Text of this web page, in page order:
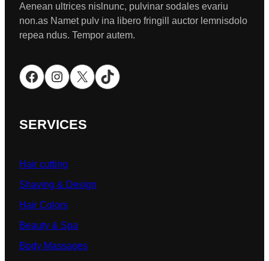
Aenean ultrices nislnunc, pulvinar sodales evariu
non.as Namet pulv ina libero fringill auctor lemnisdolo
repea ndus. Tempor autem.
Facebook Instagram X TikTok
SERVICES
Hair cutting
Shaving & Design
Hair Colors
Beauty & Spa
Body Massages